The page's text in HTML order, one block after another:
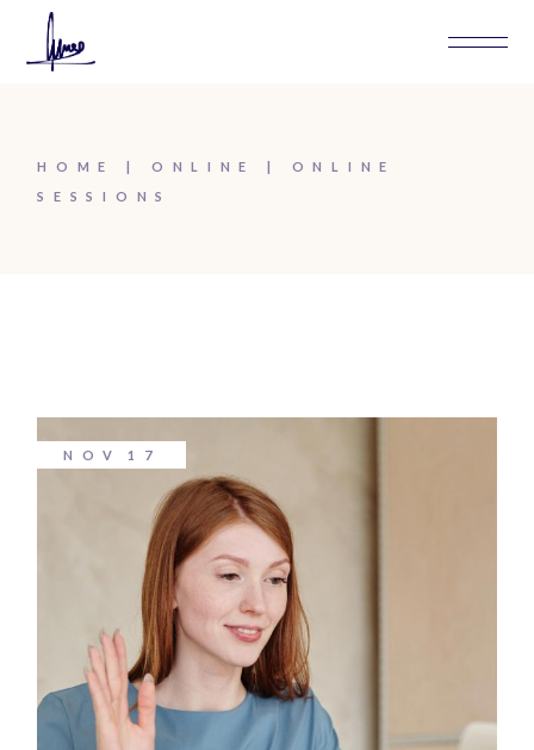
HOME ONLINE
ONLINE
SESSIONS
NOV 17